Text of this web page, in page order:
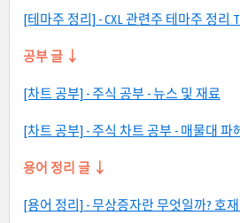
[테마주 정리] - CXL 관련주 테마주 정리
공부 글 ↓
[차트 공부] - 주식 공부 - 뉴스 및 재료
[차트 공부] - 주식 차트 공부 - 매물대 파
용어 정리 글 ↓
[용어 정리] - 무상증자란 무엇일까? 호